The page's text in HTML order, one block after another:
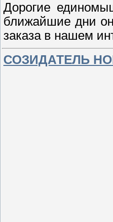
Дорогие
ближайшие дни
заказа в нашем
СОЗИДАТЕЛЬ